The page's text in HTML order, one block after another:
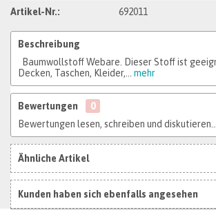
Artikel-Nr.: 692011
Beschreibung
Baumwollstoff Webare. Dieser Stoff ist
Decken, Taschen, Kleider,...
mehr
Bewertungen
0
Bewertungen lesen, schreiben und diskutieren...
Ähnliche Artikel
Kunden haben sich ebenfalls angesehen